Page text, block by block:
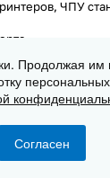
Заказать
Избранные
ЧПУ
Продолжая им
Согласен